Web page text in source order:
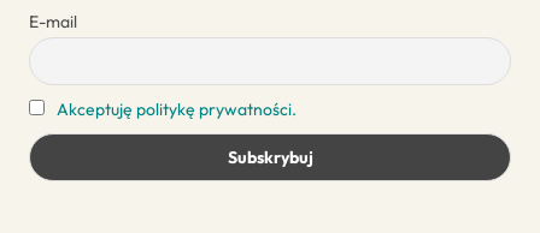
E-mail
Akceptuję politykę prywatności.